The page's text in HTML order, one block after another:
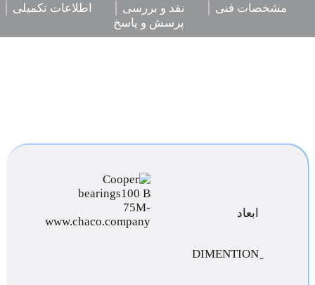
مشخصات فنی نقد و بررسی
اطلاعات تکمیلی
پرسش و پاسخ
ابعاد